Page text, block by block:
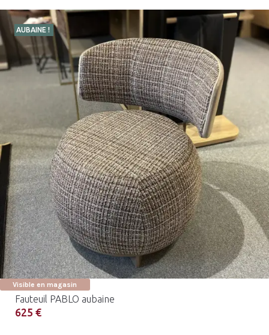
AUBAINE !
Visible en magasin
Fauteuil PABLO aubaine
625 €